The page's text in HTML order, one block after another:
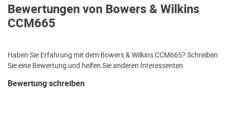
Bewertungen von Bowers & Wilkins
CCM665
Haben Sie Erfahrung mit dem Bowers & Wilkins CCM665? Schreiben
Sie eine Bewertung und helfen Sie anderen Interessenten.
Bewertung schreiben